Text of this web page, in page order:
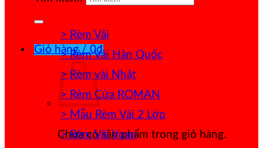
Giỏ hàng /0₫
Chưa có sản phẩm trong giỏ hàng.
> Rèm Vải
> Rèm Vải Hàn Quốc
> Rèm vải Nhật
> Rèm Cửa ROMAN
> Mẫu Rèm Vải 2 Lớp
> Rèm Vải Voan